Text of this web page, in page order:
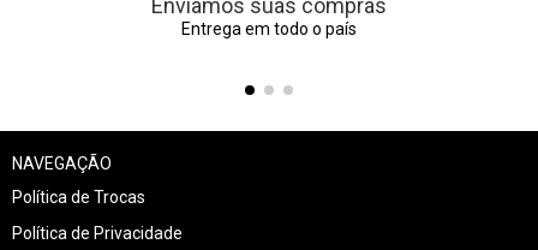
Entrega em todo o país
NAVEGAÇÃO
Política de Trocas
Política de Privacidade